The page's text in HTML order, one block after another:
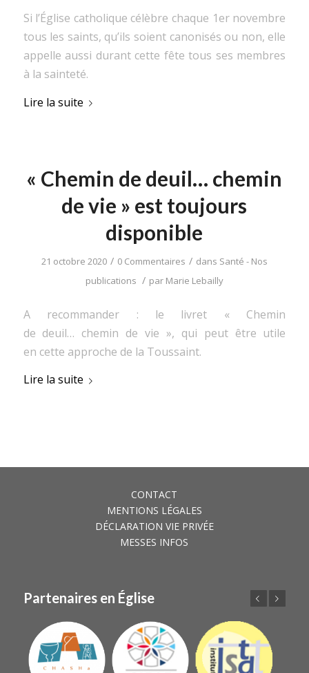
Si l’Église catholique célèbre chaque 1er novembre
tous les saints, qu’ils soient canonisés ou non, elle
appelle aussi durant cette fête tous ses membres
à la sainteté.
Lire la suite
« Chemin de deuil… chemin
de vie » est toujours
disponible
21 octobre 2020 / 0 Commentaires / dans Santé - Nos
publications / par Marie Lebailly
A recommander : le livret « Chemin
de deuil… chemin de vie », qui peut être utile
en cette approche de la Toussaint.
Lire la suite
CONTACT
MENTIONS LÉGALES
DÉCLARATION VIE PRIVÉE
MESSES INFOS
Partenaires en Église